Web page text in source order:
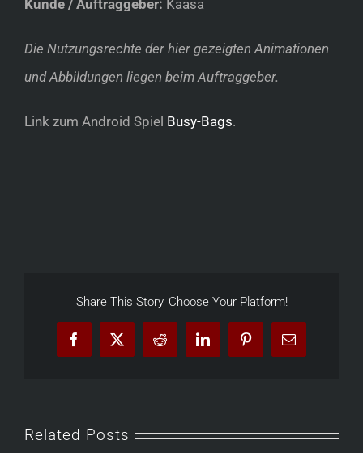
Kunde / Auftraggeber: Kaasa
Die Nutzungsrechte der hier gezeigten Animationen
und Abbildungen liegen beim Auftraggeber.
Link zum Android Spiel Busy-Bags.
Share This Story, Choose Your Platform!
Facebook
X Reddit LinkedInPinterestEmail
Related Posts